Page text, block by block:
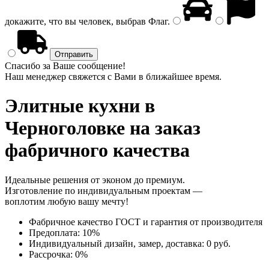
докажите, что вы человек, выбрав Флаг.
Спасибо за Ваше сообщение!
Наш менеджер свяжется с Вами в ближайшее время.
Элитные кухни в
Черноголовке на заказ
фабричного качества
Идеальные решения от эконом до премиум.
Изготовление по индивидуальным проектам —
воплотим любую вашу мечту!
Фабричное качество ГОСТ и гарантия от производителя
Предоплата: 10%
Индивидуальный дизайн, замер, доставка: 0 руб.
Рассрочка: 0%